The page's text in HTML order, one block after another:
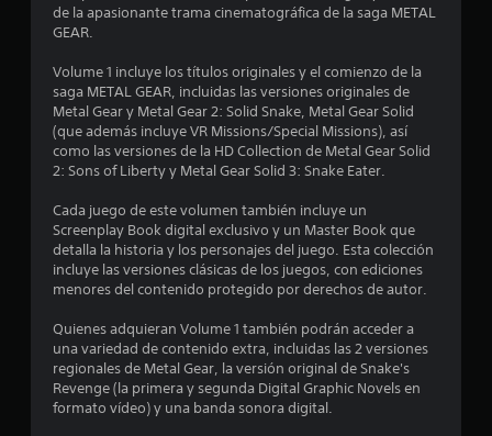
n
e
s
de la apasionante trama cinematográfica de la saga METAL
GEAR.
Volume 1 incluye los títulos originales y el comienzo de la
saga METAL GEAR, incluidas las versiones originales de
Metal Gear y Metal Gear 2: Solid Snake, Metal Gear Solid
(que además incluye VR Missions/Special Missions), así
como las versiones de la HD Collection de Metal Gear Solid
2: Sons of Liberty y Metal Gear Solid 3: Snake Eater.
Cada juego de este volumen también incluye un
Screenplay Book digital exclusivo y un Master Book que
detalla la historia y los personajes del juego. Esta colección
incluye las versiones clásicas de los juegos, con ediciones
menores del contenido protegido por derechos de autor.
Quienes adquieran Volume 1 también podrán acceder a
una variedad de contenido extra, incluidas las 2 versiones
regionales de Metal Gear, la versión original de Snake's
Revenge (la primera y segunda Digital Graphic Novels en
formato vídeo) y una banda sonora digital.